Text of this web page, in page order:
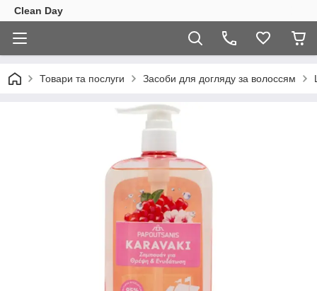
Clean Day
Товари та послуги Засоби для догляду за волоссям